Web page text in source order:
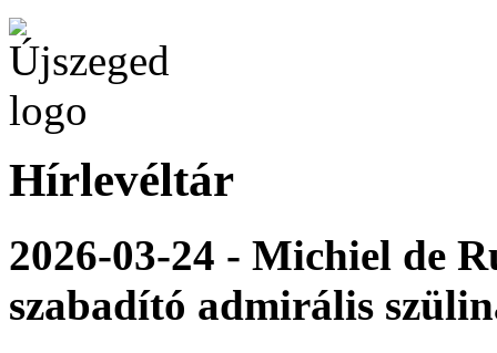
Hírlevéltár
2026-03-24 - Michiel de
szabadító admirális